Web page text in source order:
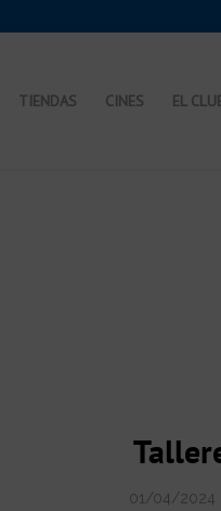
TIENDAS CINES EL
01/04/2024